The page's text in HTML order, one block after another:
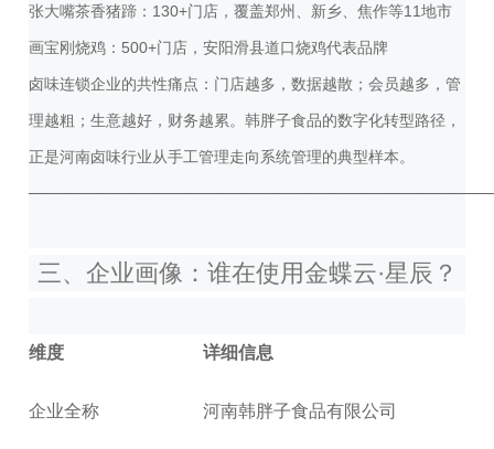
张大嘴茶香猪蹄：130+门店，覆盖郑州、新乡、焦作等11地市
画宝刚烧鸡：500+门店，安阳滑县道口烧鸡代表品牌
卤味连锁企业的共性痛点：门店越多，数据越散；会员越多，管
理越粗；生意越好，财务越累。韩胖子食品的数字化转型路径，
正是河南卤味行业从手工管理走向系统管理的典型样本。
三、企业画像：谁在使用金蝶云·星辰？
维度 详细信息
企业全称 河南韩胖子食品有限公司